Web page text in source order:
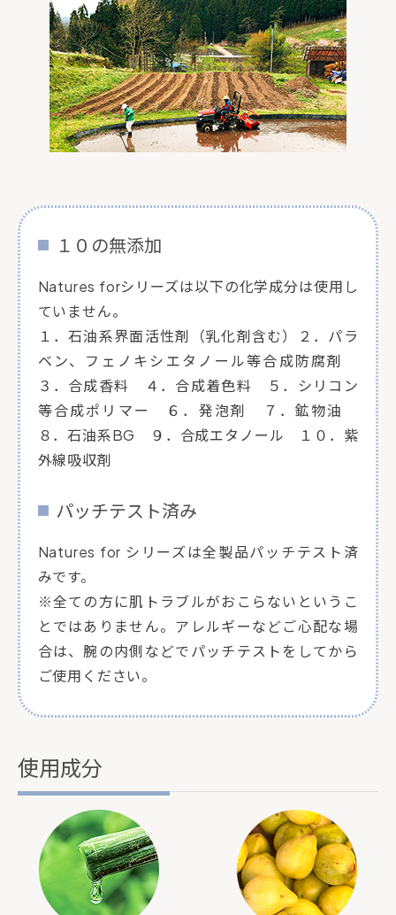
１０の無添加
Natures forシリーズは以下の化学成分は使用し
ていません。
１．石油系界面活性剤（乳化剤含む）２．パラ
ベン、フェノキシエタノール等合成防腐剤
３．合成香料 ４．合成着色料 ５．シリコン
等合成ポリマー ６．発泡剤 ７．鉱物油
８．石油系BG ９．合成エタノール １０．紫
外線吸収剤
パッチテスト済み
Natures for シリーズは全製品パッチテスト済
みです。
※全ての方に肌トラブルがおこらないというこ
とではありません。アレルギーなどご心配な場
合は、腕の内側などでパッチテストをしてから
ご使用ください。
使用成分